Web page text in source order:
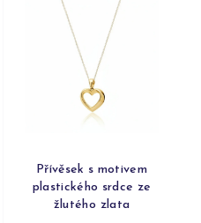
Přívěsek s motivem
plastického srdce ze
žlutého zlata